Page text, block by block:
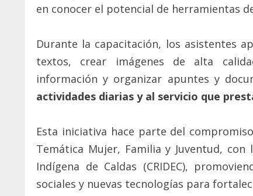
en conocer el potencial de herramientas
Durante la capacitación, los asistentes
textos, crear imágenes de alta
información y organizar apuntes y
actividades diarias y al servicio que
Esta iniciativa hace parte del
Temática Mujer, Familia y Juventud, con
Indígena de Caldas (CRIDEC),
sociales y nuevas tecnologías para